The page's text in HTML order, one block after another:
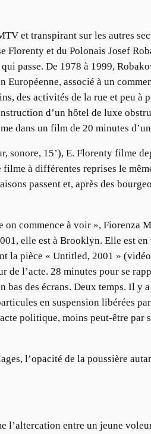
et transpirant sur les autres
Florenty et du Polonais Josef
passe. De 1978 à 1999,
Européenne, associé à un
des activités de la rue et peu
d’un hôtel de luxe
dans un film de 20 minutes
sonore, 15’), E. Florenty filme
à différentes reprises le
passent et, après des
commence à voir », Fiorenza
elle est à Brooklyn. Elle est
la pièce « Untitled, 2001 »
l’acte. 28 minutes pour se
bas des écrans. Deux temps. Il
en suspension libérées
politique, moins peut-être
l’opacité de la poussière
l’altercation entre un jeune